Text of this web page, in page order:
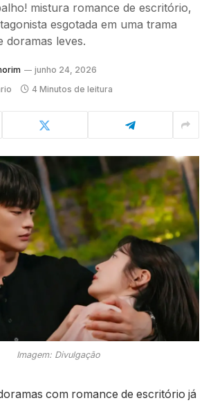
mistura romance de escritório,
esgotada em uma trama
doramas leves.
junho 24, 2026
4 Minutos de leitura
Imagem: Divulgação
com romance de escritório já